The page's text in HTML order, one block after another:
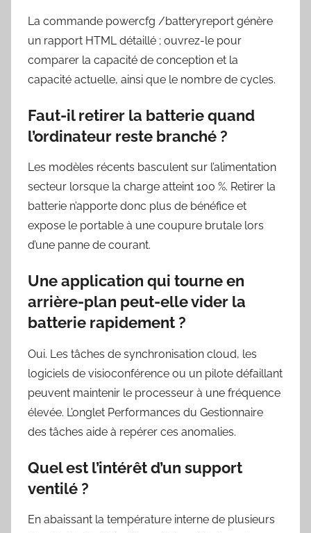
La commande powercfg /batteryreport génère
un rapport HTML détaillé ; ouvrez-le pour
comparer la capacité de conception et la
capacité actuelle, ainsi que le nombre de cycles.
Faut-il retirer la batterie quand
l’ordinateur reste branché ?
Les modèles récents basculent sur l’alimentation
secteur lorsque la charge atteint 100 %. Retirer la
batterie n’apporte donc plus de bénéfice et
expose le portable à une coupure brutale lors
d’une panne de courant.
Une application qui tourne en
arrière-plan peut-elle vider la
batterie rapidement ?
Oui. Les tâches de synchronisation cloud, les
logiciels de visioconférence ou un pilote défaillant
peuvent maintenir le processeur à une fréquence
élevée. L’onglet Performances du Gestionnaire
des tâches aide à repérer ces anomalies.
Quel est l’intérêt d’un support
ventilé ?
En abaissant la température interne de plusieurs